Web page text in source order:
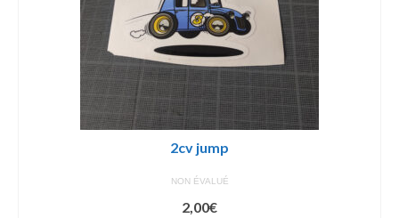
2cv jump
NON ÉVALUÉ
2,00€